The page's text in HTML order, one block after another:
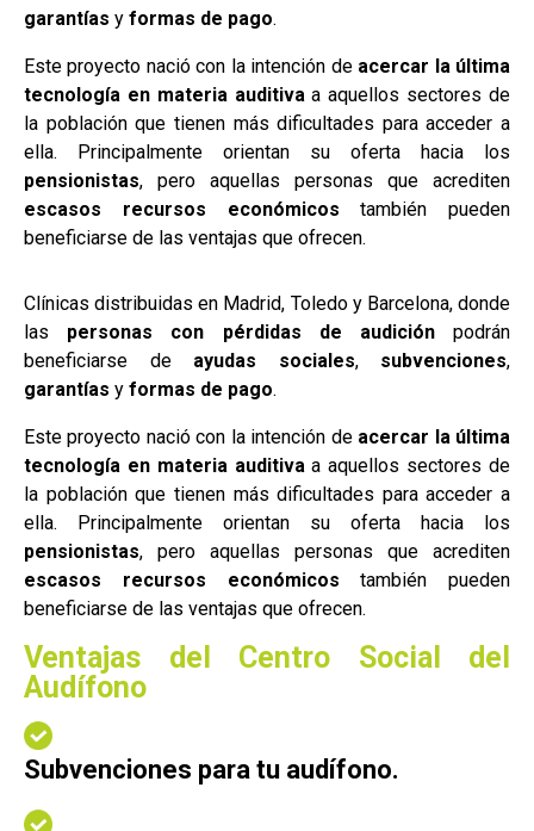
garantías y formas de pago.
Este proyecto nació con la intención de acercar la última
tecnología en materia auditivaa aquellos sectores de
la población que tienen más dificultades para acceder a
ella. Principalmente orientan su oferta hacia los
pensionistas, pero aquellas personas que acrediten
escasos recursos económicos también pueden
beneficiarse de las ventajas que ofrecen.
Clínicas distribuidas en Madrid, Toledo y Barcelona, donde
las personas con pérdidas de audiciónpodrán
beneficiarse de ayudas sociales, subvenciones,
garantías y formas de pago.
Este proyecto nació con la intención de acercar la última
tecnología en materia auditivaa aquellos sectores de
la población que tienen más dificultades para acceder a
ella. Principalmente orientan su oferta hacia los
pensionistas, pero aquellas personas que acrediten
escasos recursos económicos también pueden
beneficiarse de las ventajas que ofrecen.
Ventajas del Centro Social del
Audífono
Subvenciones para tu audífono.